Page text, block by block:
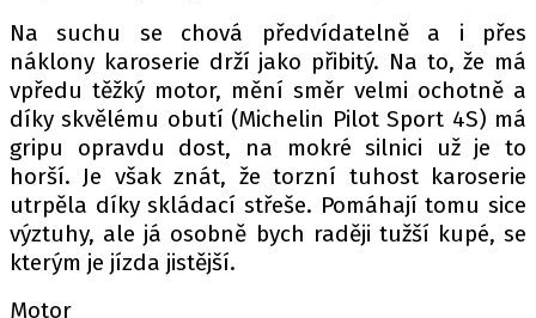
Na suchu se chová předvídatelně a i přes
náklony karoserie drží jako přibitý. Na to, že má
vpředu těžký motor, mění směr velmi ochotně a
díky skvělému obutí (Michelin Pilot Sport 4S) má
gripu opravdu dost, na mokré silnici už je to
horší. Je však znát, že torzní tuhost karoserie
utrpěla díky skládací střeše. Pomáhají tomu sice
výztuhy, ale já osobně bych raději tužší kupé, se
kterým je jízda jistější.
Motor